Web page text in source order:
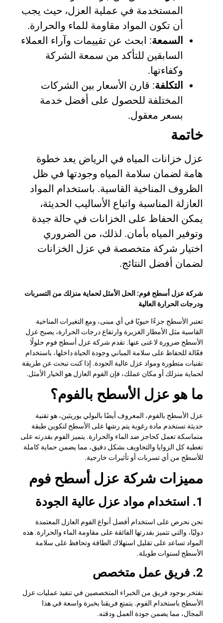
المستخدمة في عملية العزل، حيث يجب
أن تكون المواد مقاومة للماء والحرارة.
السمعة: ابحث عن تقييمات وآراء العملاء
السابقين للتأكد من سمعة الشركة
وكفاءتها.
التكلفة: قارن الأسعار بين الشركات
المختلفة للحصول على أفضل خدمة
بسعر معقول.
خاتمة
عزل خزانات المياه في الرياض يعد خطوة
هامة لضمان سلامة المياه وجودتها في ظل
الظروف المناخية القاسية. باستخدام المواد
العازلة المناسبة واتباع الأساليب الحديثة،
يمكن الحفاظ على الخزانات في حالة جيدة
وتوفير المياه بأمان. لذلك، من الضروري
اختيار شركة متخصصة في عزل الخزانات
لضمان أفضل النتائج.
شركة عزل أسطح فوم: الحل الأمثل لحماية منزلك من التسربات
ودرجات الحرارة العالية
تعتبر الأسطح جزءًا حيويًا في أي مبنى، ومع التغيرات المناخية
القاسية مثل الأمطار الغزيرة وارتفاع درجات الحرارة، يصبح عزل
الأسطح ضرورة لا غنى عنها. تقدم شركة عزل أسطح فوم حلولًا
فعّالة للحفاظ على سلامة المباني وجودة الحياة داخلها، باستخدام
تقنيات متطورة ومواد عزل عالية الجودة. إذا كنت تبحث عن طريقة
لحماية منزلك أو مكان عملك، فإن الفوم العازل هو الخيار الأمثل.
ما هو عزل الأسطح بالفوم؟
عزل الأسطح بالفوم، المعروف أيضًا بالبولي يوريثين، هو تقنية
حديثة تستخدم مادة رغوية يتم رشها على الأسطح لتكوين طبقة
متماسكة تعمل كحاجز ضد الماء والحرارة. يتميز الفوم بقدرته على
تغطية كل الزوايا والتجاويف بشكل دقيق، مما يضمن حماية كاملة
للأسطح من أي تسربات أو تأثيرات خارجية.
مميزات شركة عزل أسطح فوم
1. استخدام مواد عزل عالية الجودة
نحن نحرص على استخدام أفضل أنواع الفوم العازل المعتمدة
دوليًا، والتي تتميز بقدرتها الفائقة على مقاومة الماء والحرارة. هذه
المواد تساعد على تقليل استهلاك الطاقة وتحافظ على سلامة
الأسطح لسنوات طويلة.
2. فريق عمل متخصص
نفتخر بوجود فريق من الخبراء المتخصصين في تنفيذ عمليات عزل
الأسطح باستخدام الفوم. يتمتع فريقنا بخبرة واسعة في هذا
المجال، مما يضمن جودة العمل ودقته.